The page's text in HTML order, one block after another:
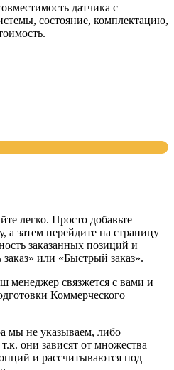
датчика с
состояние, комплектацию,
легко. Просто добавьте
а затем перейдите на страницу
заказанных позиций и
или «Быстрый заказ».
менеджер связжется с вами и
Коммерческого
мы не указываем, либо
они зависят от множества
и рассчитываются под